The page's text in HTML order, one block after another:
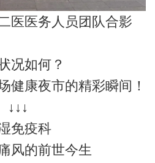
医医务人员团队合影
况如何？
健康夜市的精彩瞬间！
↓↓↓
免疫科
风的前世今生